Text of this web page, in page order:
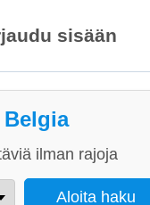
sisään
ilman rajoja